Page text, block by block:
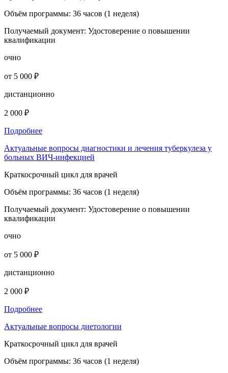
Объём программы: 36 часов (1 неделя)
Получаемый документ: Удостоверение о повышении
квалификации
очно
от 5 000 ₽
дистанционно
2 000 ₽
Подробнее
Актуальные вопросы диагностики и лечения туберкулеза у
больных ВИЧ-инфекцией
Краткосрочный цикл для врачей
Объём программы: 36 часов (1 неделя)
Получаемый документ: Удостоверение о повышении
квалификации
очно
от 5 000 ₽
дистанционно
2 000 ₽
Подробнее
Актуальные вопросы диетологии
Краткосрочный цикл для врачей
Объём программы: 36 часов (1 неделя)